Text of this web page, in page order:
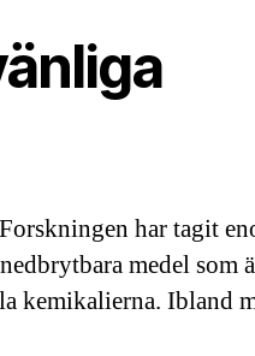
har tagit
medel som
kemikalierna. Ibland